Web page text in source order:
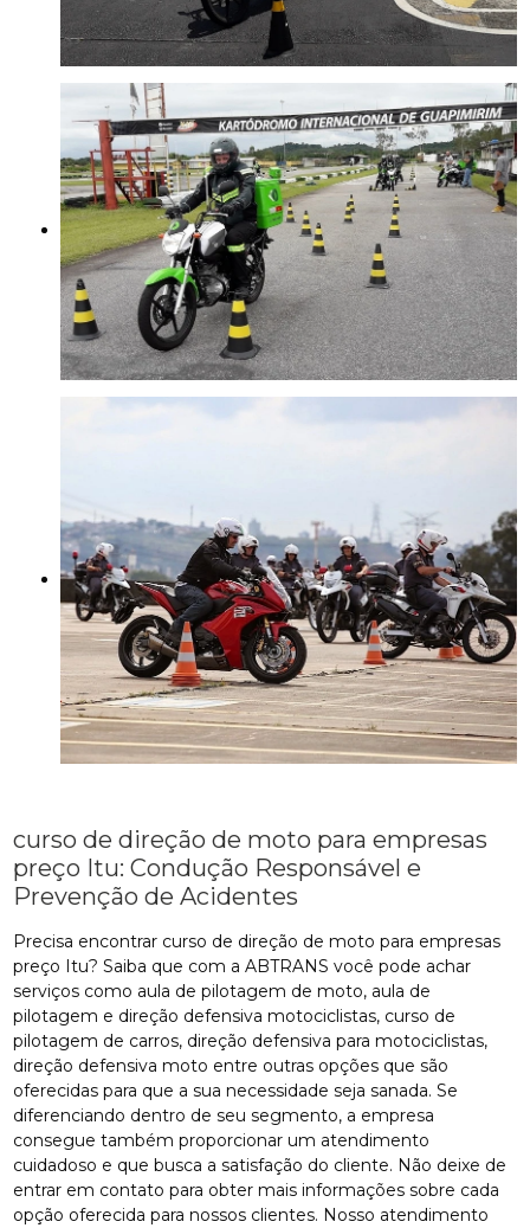
curso de direção de moto para empresas
preço Itu: Condução Responsável e
Prevenção de Acidentes
Precisa encontrar curso de direção de moto para empresas
preço Itu? Saiba que com a ABTRANS você pode achar
serviços como aula de pilotagem de moto, aula de
pilotagem e direção defensiva motociclistas, curso de
pilotagem de carros, direção defensiva para motociclistas,
direção defensiva moto entre outras opções que são
oferecidas para que a sua necessidade seja sanada. Se
diferenciando dentro de seu segmento, a empresa
consegue também proporcionar um atendimento
cuidadoso e que busca a satisfação do cliente. Não deixe de
entrar em contato para obter mais informações sobre cada
opção oferecida para nossos clientes. Nosso atendimento